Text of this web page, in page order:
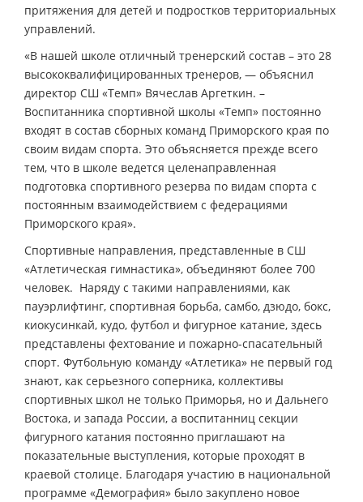
притяжения для детей и подростков территориальных
управлений.
«В нашей школе отличный тренерский состав – это 28
высококвалифицированных тренеров, — объяснил
директор СШ «Темп» Вячеслав Аргеткин. –
Воспитанника спортивной школы «Темп» постоянно
входят в состав сборных команд Приморского края по
своим видам спорта. Это объясняется прежде всего
тем, что в школе ведется целенаправленная
подготовка спортивного резерва по видам спорта с
постоянным взаимодействием с федерациями
Приморского края».
Спортивные направления, представленные в СШ
«Атлетическая гимнастика», объединяют более 700
человек. Наряду с такими направлениями, как
пауэрлифтинг, спортивная борьба, самбо, дзюдо, бокс,
киокусинкай, кудо, футбол и фигурное катание, здесь
представлены фехтование и пожарно-спасательный
спорт. Футбольную команду «Атлетика» не первый год
знают, как серьезного соперника, коллективы
спортивных школ не только Приморья, но и Дальнего
Востока, и запада России, а воспитанниц секции
фигурного катания постоянно приглашают на
показательные выступления, которые проходят в
краевой столице. Благодаря участию в национальной
программе «Демография» было закуплено новое